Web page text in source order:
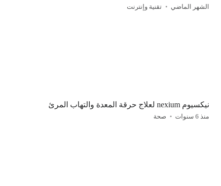
الشهر الماضي تقنية وإنترنت
نيكسيوم nexium لعلاج حرقة المعدة والتهاب المرئ
منذ 6 سنوات صحة